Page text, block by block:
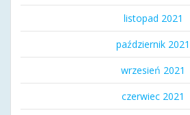
listopad 2021
październik 2021
wrzesień 2021
czerwiec 2021